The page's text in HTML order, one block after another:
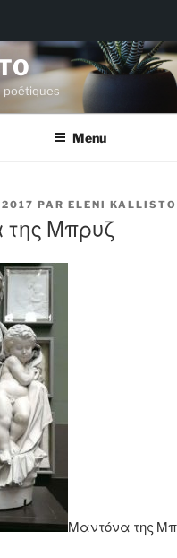
poétiques
Menu
2017 PAR ELENI
Μπρυζ
Μαντόνα της